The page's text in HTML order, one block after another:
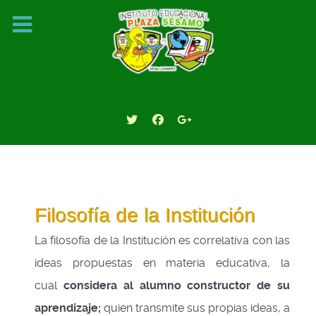
Filosofía de la Institución
La filosofía de la Institución es correlativa con las
ideas propuestas en materia educativa, la
cual considera al alumno constructor de su
aprendizaje; quien transmite sus propias ideas, a